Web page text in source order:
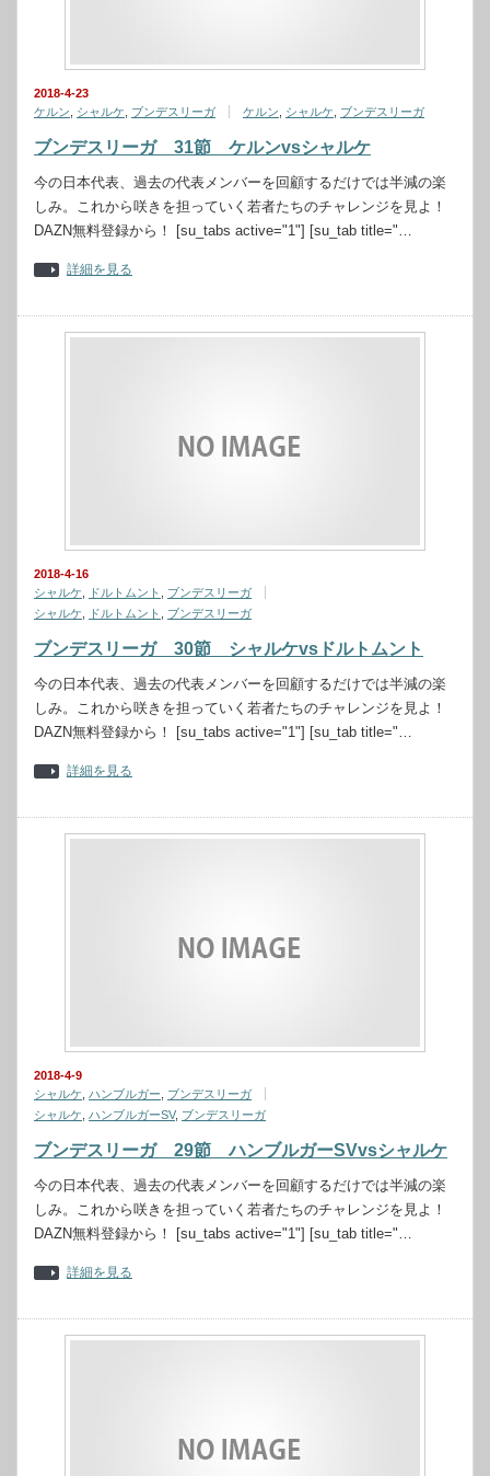
2018-4-23
ケルン
シャルケ ブンデスリーガ ケルン シャルケ ブンデスリーガ
ブンデスリーガ 31節 ケルンvsシャルケ
今の日本代表、過去の代表メンバーを回顧するだけでは半減の楽
しみ。これから咲きを担っていく若者たちのチャレンジを見よ！
DAZN無料登録から！ [su_tabs active="1"] [su_tab title="…
詳細を見る
2018-4-16
シャルケ
ドルトムント
ブンデスリーガ
シャルケ
ドルトムント ブンデスリーガ
ブンデスリーガ 30節 シャルケvsドルトムント
今の日本代表、過去の代表メンバーを回顧するだけでは半減の楽
しみ。これから咲きを担っていく若者たちのチャレンジを見よ！
DAZN無料登録から！ [su_tabs active="1"] [su_tab title="…
詳細を見る
2018-4-9
シャルケ ハンブルガー
ブンデスリーガ
シャルケ ハンブルガーSV, ブンデスリーガ
ブンデスリーガ 29節 ハンブルガーSVvsシャルケ
今の日本代表、過去の代表メンバーを回顧するだけでは半減の楽
しみ。これから咲きを担っていく若者たちのチャレンジを見よ！
DAZN無料登録から！ [su_tabs active="1"] [su_tab title="…
詳細を見る